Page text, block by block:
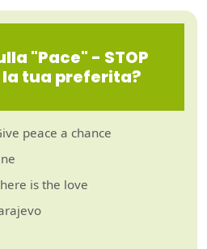
"Pace" - STOP
la tua preferita?
peace a chance
is the love